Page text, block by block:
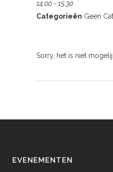
14:00 - 15:30
Categorieën Geen
Sorry, het is niet
EVENEMENTEN